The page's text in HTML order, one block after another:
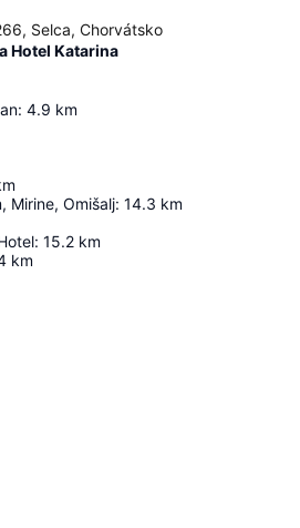
Selca, Chorvátsko
Hotel Katarina
: 4.9 km
Mirine, Omišalj: 14.3 km
: 15.2 km
km